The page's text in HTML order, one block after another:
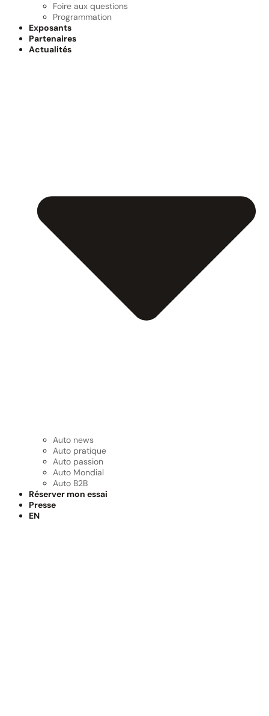
Foire aux questions
Programmation
Exposants
Partenaires
Actualités
Auto news
Auto pratique
Auto passion
Auto Mondial
Auto B2B
Réserver mon essai
Presse
EN